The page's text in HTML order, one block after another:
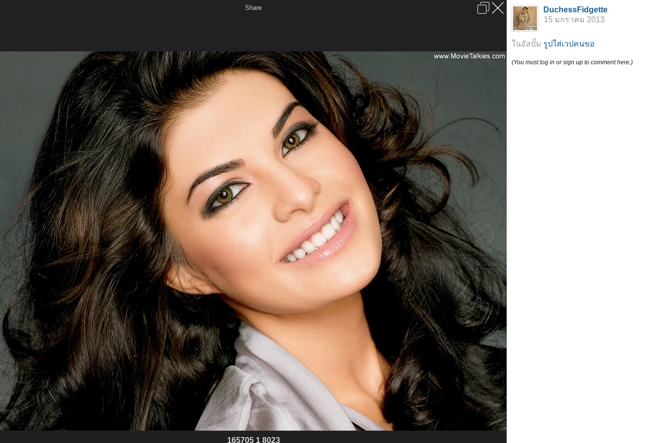
เข้าสู่ระบบหรือลงทะเบียน
รูปภาพ General DuchessFidgette รูปใส่เวปคนขอ
165705 1 8023
หน้าแรก เว็บบอร์ด มีอะไรใหม่ วิดีโอ รูปภาพ
มีอะไรใหม่ คอลเล็คชั่น สถานที่ กล้อง แท็ก
เสียงธรรม สมาชิก ห้องสนทนา
ลงโฆษณา ติดต่อเรา ช่วยเหลือ หน้าหลัก
Share
165705 1 8023
DuchessFidgette
15 มกราคม 2013
ในอัลบั้ม รูปใส่เวปคนขอ
(You must log in or sign up to comment here.)